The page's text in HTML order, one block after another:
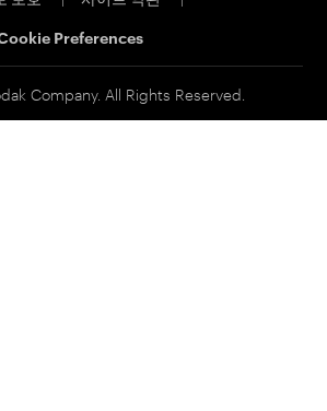
Preferences
Company. All Rights Reserved.